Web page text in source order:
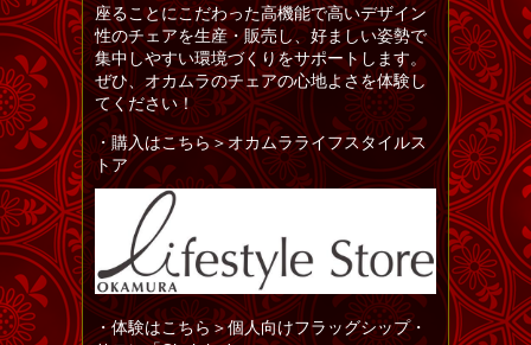
座ることにこだわった高機能で高いデザイン
性のチェアを生産・販売し、好ましい姿勢で
集中しやすい環境づくりをサポートします。
ぜひ、オカムラのチェアの心地よさを体験し
てください！
・購入はこちら＞オカムラライフスタイルス
トア
・体験はこちら＞個人向けフラッグシップ・